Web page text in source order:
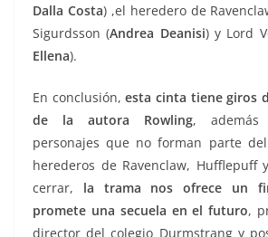
Dalla Costa) ,el heredero de
Sigurdsson (Andrea Deanisi) y Lord
Ellena).
En conclusión,esta cinta tiene giros
de la autora Rowling, además
personajes que no forman parte
herederos de Ravenclaw, Hufflepuff
cerrar, la trama nos ofrece un
promete una secuela en el futuro,
director del colegio Durmstrang y